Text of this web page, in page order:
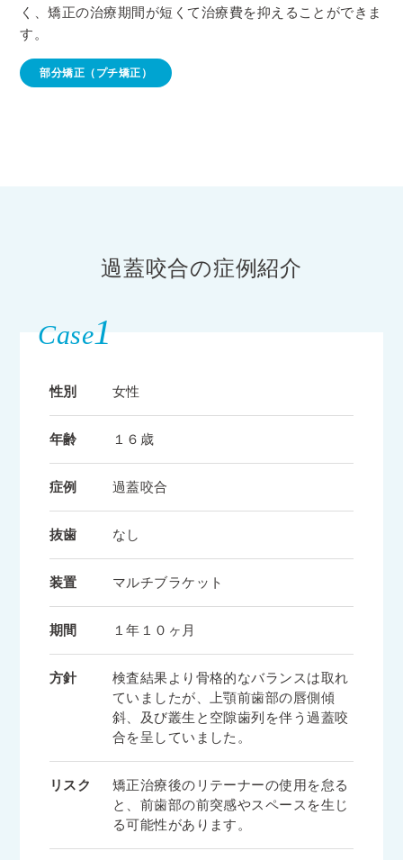
く、矯正の治療期間が短くて治療費を抑えることができま
す。
部分矯正（プチ矯正）
過蓋咬合の症例紹介
Case1
性別 女性
年齢 １６歳
症例 過蓋咬合
抜歯 なし
装置 マルチブラケット
期間 １年１０ヶ月
方針
検査結果より骨格的なバランスは取れ
ていましたが、上顎前歯部の唇側傾
斜、及び叢生と空隙歯列を伴う過蓋咬
合を呈していました。
リスク
矯正治療後のリテーナーの使用を怠る
と、前歯部の前突感やスペースを生じ
る可能性があります。